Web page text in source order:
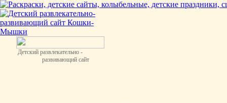
Детский развлекательно -
развивающий сайт